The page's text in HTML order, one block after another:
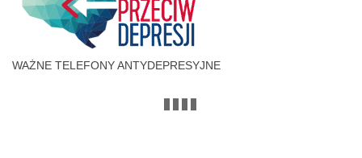
WAŻNE TELEFONY ANTYDEPRESYJNE